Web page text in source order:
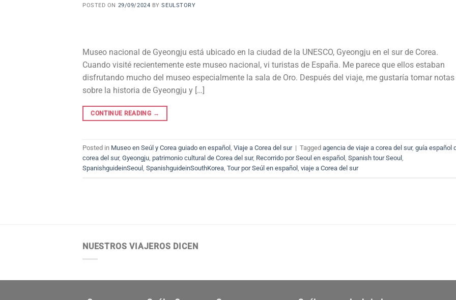
POSTED ON 29/09/2024 BYSEULSTORY
Museo nacional de Gyeongju está ubicado en la ciudad de la UNESCO, Gyeongju en el sur de Corea.
Cuando visité recientemente este museo nacional, vi turistas de España. Me parece que ellos estaban
disfrutando mucho del museo especialmente la sala de Oro. Después del viaje, me gustaría tomar notas
sobre la historia de Gyeongju y […]
CONTINUE READING →
Posted in Museo en Seúl y Corea guiado en español , Viaje a Corea del sur | Tagged agencia de viaje a corea del sur, guía español
corea del sur, Gyeongju, patrimonio cultural de Corea del sur, Recorrido por Seoul en español , Spanish tour Seoul ,
SpanishguideinSeoul , SpanishguideinSouthKorea, Tour por Seúl en español , viaje a Corea del sur
NUESTROS VIAJEROS DICEN